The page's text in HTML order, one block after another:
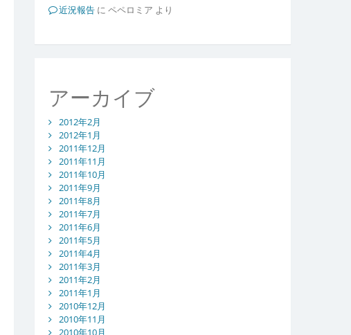
近況報告に ペペロミア より
アーカイブ
2012年2月
2012年1月
2011年12月
2011年11月
2011年10月
2011年9月
2011年8月
2011年7月
2011年6月
2011年5月
2011年4月
2011年3月
2011年2月
2011年1月
2010年12月
2010年11月
2010年10月